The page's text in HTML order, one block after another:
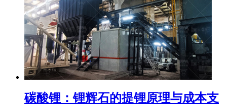
碳酸锂：锂辉石的提锂原理与成本支